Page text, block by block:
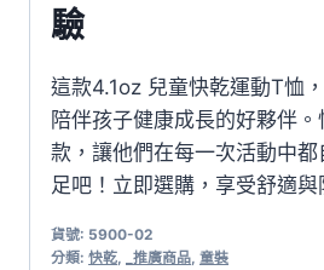
驗
這款4.1oz 兒童快乾運動T恤
陪伴孩子健康成長的好夥伴
款，讓他們在每一次活動中
足吧！立即選購，享受舒適與
貨號: 5900-02
分類: 快乾, _推廣商品, 童裝